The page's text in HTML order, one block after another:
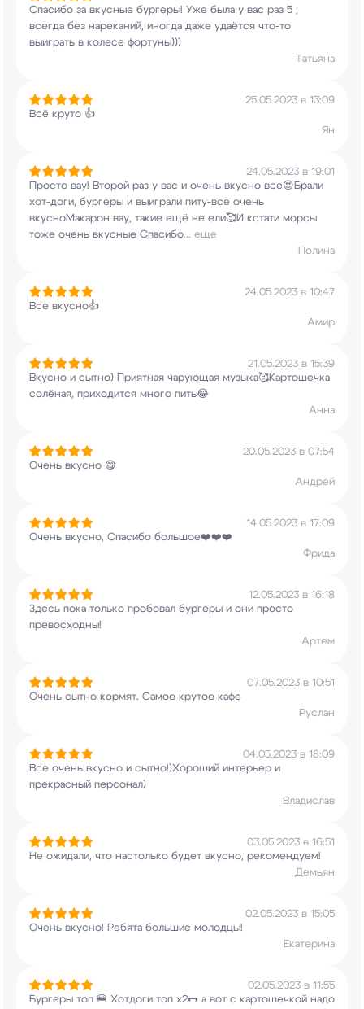
Спасибо за вкусные бургеры! Уже была у вас раз 5 ,
всегда без нареканий, иногда даже удаётся что-то
выиграть в колесе фортуны)))
Татьяна
25.05.2023 в 13:09
Всё круто 👍
Ян
24.05.2023 в 19:01
Просто вау! Второй раз у вас и очень вкусно все😍Брали
хот-доги, бургеры и выиграли питу-все очень
вкусноМакарон вау, такие ещё не ели🥰И кстати морсы
тоже очень вкусные Спасибо... еще
Полина
24.05.2023 в 10:47
Все вкусно👍
Амир
21.05.2023 в 15:39
Вкусно и сытно) Приятная чарующая музыка🥰Картошечка
солёная, приходится много пить😂
Анна
20.05.2023 в 07:54
Очень вкусно 😋
Андрей
14.05.2023 в 17:09
Очень вкусно, Спасибо большое❤️❤️❤️
Фрида
12.05.2023 в 16:18
Здесь пока только пробовал бургеры и они просто
превосходны!
Артем
07.05.2023 в 10:51
Очень сытно кормят. Самое крутое кафе
Руслан
04.05.2023 в 18:09
Все очень вкусно и сытно!)Хороший интерьер и
прекрасный персонал)
Владислав
03.05.2023 в 16:51
Не ожидали, что настолько будет вкусно, рекомендуем!
Демьян
02.05.2023 в 15:05
Очень вкусно! Ребята большие молодцы!
Екатерина
02.05.2023 в 11:55
Бургеры топ 🍔 Хотдоги топ х2🌭 а вот с картошечкой надо